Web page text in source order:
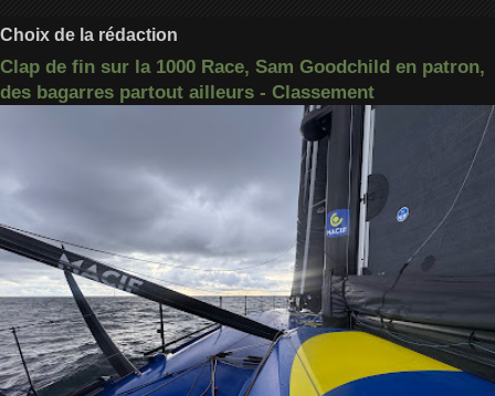
Choix de la rédaction
Clap de fin sur la 1000 Race, Sam Goodchild en patron,
des bagarres partout ailleurs - Classement